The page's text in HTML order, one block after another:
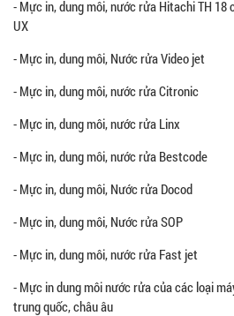
- Mực in, dung môi, nước rửa Hitachi TH 18
UX
- Mực in, dung môi, Nước rửa Video jet
- Mực in, dung môi, nước rửa Citronic
- Mực in, dung môi, nước rửa Linx
- Mực in, dung môi, nước rửa Bestcode
- Mực in, dung môi, Nước rửa Docod
- Mực in, dung môi, Nước rửa SOP
- Mực in, dung môi, nước rửa Fast jet
- Mực in dung môi nước rửa của các loại
trung quốc, châu âu